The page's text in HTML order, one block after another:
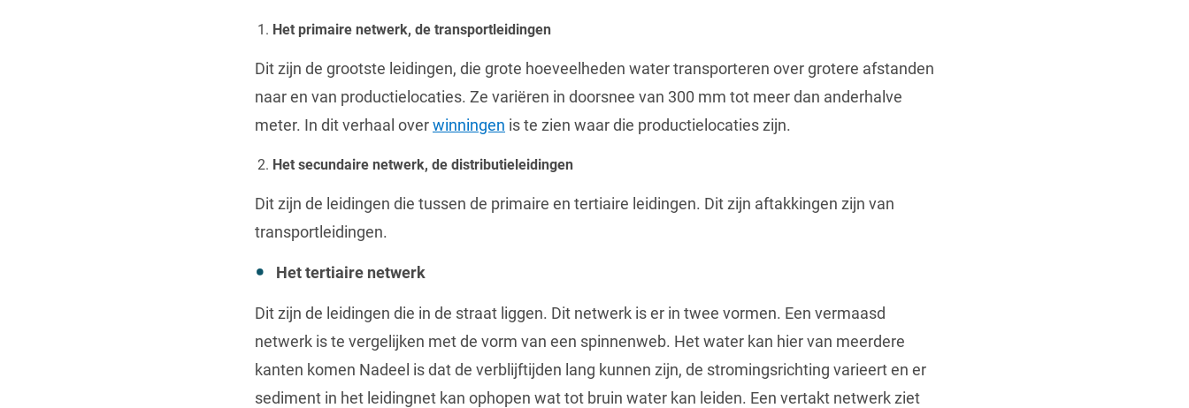
Het primaire netwerk, de transportleidingen
Dit zijn de grootste leidingen, die grote hoeveelheden water transporteren over grotere afstanden
naar en van productielocaties. Ze variëren in doorsnee van 300 mm tot meer dan anderhalve
meter. In dit verhaal overwinningen is te zien waar die productielocaties zijn.
Het secundaire netwerk, de distributieleidingen
Dit zijn de leidingen die tussen de primaire en tertiaire leidingen. Dit zijn aftakkingen zijn van
transportleidingen.
Het tertiaire netwerk
Dit zijn de leidingen die in de straat liggen. Dit netwerk is er in twee vormen. Een vermaasd
netwerk is te vergelijken met de vorm van een spinnenweb. Het water kan hier van meerdere
kanten komen Nadeel is dat de verblijftijden lang kunnen zijn, de stromingsrichting varieert en er
sediment in het leidingnet kan ophopen wat tot bruin water kan leiden. Een vertakt netwerk ziet